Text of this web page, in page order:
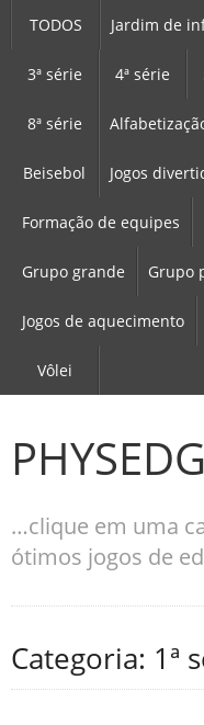
TODOS Jardim de
3ª série 4ª série
8ª série
Beisebol Jogos
Formação de equipes
Grupo grande Grupo
Jogos de aquecimento
Vôlei
…clique em uma
ótimos jogos de
Categoria: 1ª